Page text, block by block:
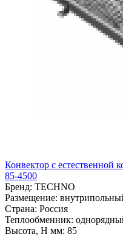
Конвектор с естественной
85-4500
Бренд: TECHNO
Размещение:
Страна: Россия
Теплообменник:
Высота, H мм: 85